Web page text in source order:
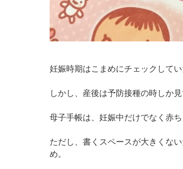
妊娠時期はこまめにチェックしてい
しかし、産後は予防接種の時しか
母子手帳は、妊娠中だけでなく赤
ただし、書くスペースが大きくな
め。